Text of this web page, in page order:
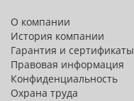
О компании
История компании
Гарантия и сертификаты
Правовая информация
Конфиденциальность
Охрана труда